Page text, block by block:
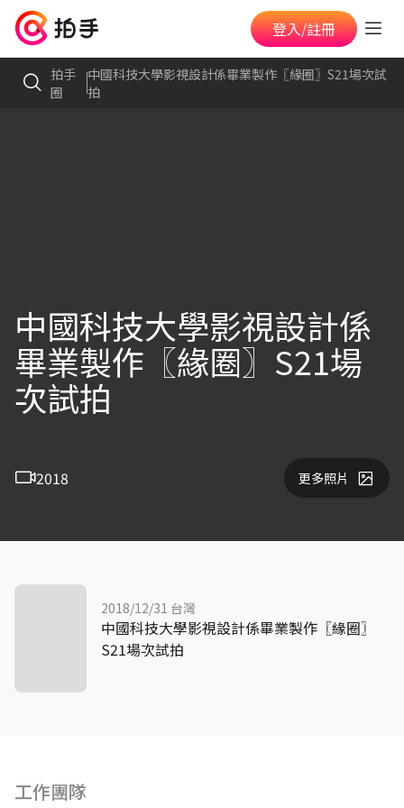
登入/註冊
拍手
圈
中國科技大學影視設計係畢業製作〖緣圈〗S21場次試
拍
中國科技大學影視設計係
畢業製作〖緣圈〗S21場
次試拍
2018 更多照片
工作團隊
2018/12/31 台灣
中國科技大學影視設計係畢業製作〖緣圈〗
S21場次試拍